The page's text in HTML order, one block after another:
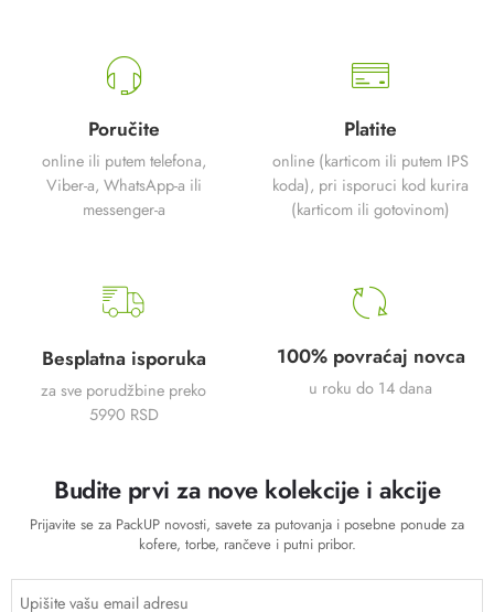
Poručite
online ili putem telefona,
Viber-a, WhatsApp-a ili
messenger-a
Platite
online (karticom ili putem IPS
koda), pri isporuci kod kurira
(karticom ili gotovinom)
Besplatna isporuka
za sve porudžbine preko
5990 RSD
100% povraćaj novca
u roku do 14 dana
Budite prvi za nove kolekcije i akcije
Prijavite se za PackUP novosti, savete za putovanja i posebne ponude za
kofere, torbe, rančeve i putni pribor.